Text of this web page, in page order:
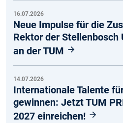
16.07.2026
Neue Impulse für die
Rektor der Stellenbosch
an der TUM
14.07.2026
Internationale Talente
gewinnen: Jetzt TUM
2027 einreichen!